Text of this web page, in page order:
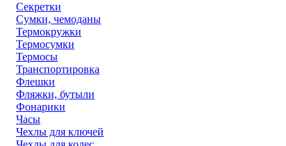
Секретки
Сумки, чемоданы
Термокружки
Термосумки
Термосы
Транспортировка
Флешки
Фляжки, бутыли
Фонарики
Часы
Чехлы для ключей